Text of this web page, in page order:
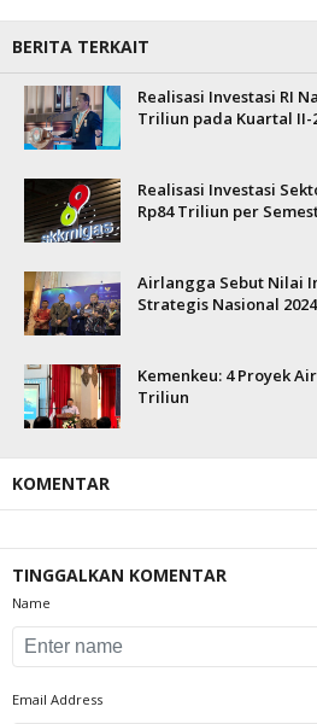
BERITA TERKAIT
Realisasi Investasi RI
Triliun pada Kuartal II-
Realisasi Investasi
Rp84 Triliun per
Airlangga Sebut Nilai
Strategis Nasional
Kemenkeu: 4 Proyek
Triliun
KOMENTAR
TINGGALKAN KOMENTAR
Name
Email Address